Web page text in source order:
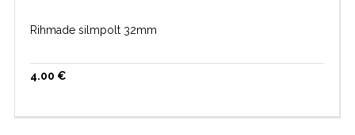
Rihmade silmpolt 32mm
4.00 €